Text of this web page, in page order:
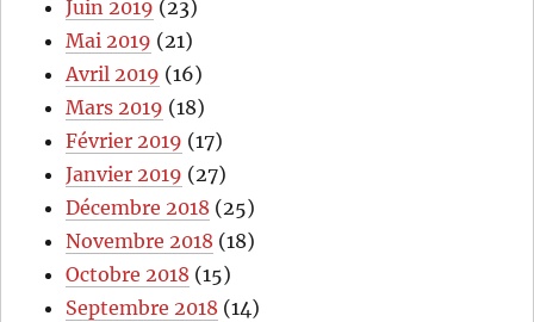
Juin 2019 (23)
Mai 2019 (21)
Avril 2019 (16)
Mars 2019 (18)
Février 2019 (17)
Janvier 2019 (27)
Décembre 2018 (25)
Novembre 2018 (18)
Octobre 2018 (15)
Septembre 2018 (14)